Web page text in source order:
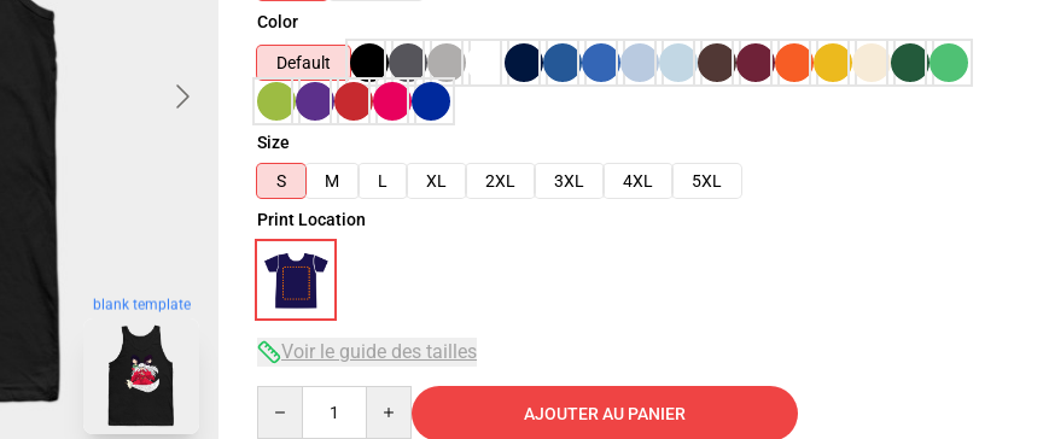
blank template
Color
Default
Size
S
M L XL 2XL 3XL 4XL
5XL
Print Location
Voir le guide des tailles
AJOUTER AU PANIER